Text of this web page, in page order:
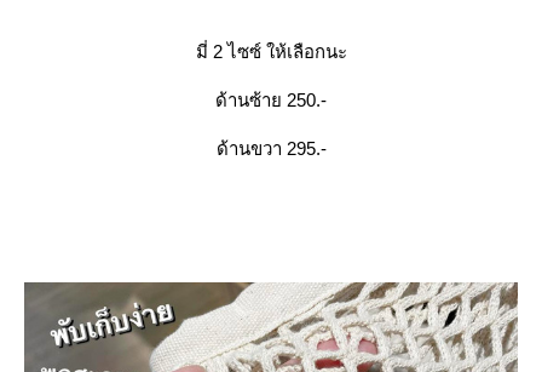
มี่ 2 ไซซ์ ให้เลือกนะ
ด้านซ้าย 250.-
ด้านขวา 295.-